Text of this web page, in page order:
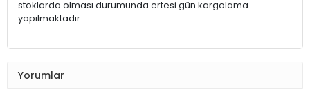
stoklarda olması durumunda ertesi gün kargolama
yapılmaktadır.
Yorumlar